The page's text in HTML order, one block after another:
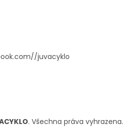
juvacyklo
. Všechna práva vyhrazena.